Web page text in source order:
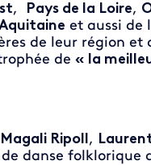
, Pays de la Loire,
et aussi de
de leur région et
de « la
Magali Ripoll,
danse folklorique